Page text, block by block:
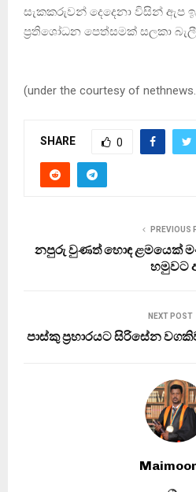
සැකකරුවන් දෙදෙනා විසින් ඇප
ප්‍රතිශෝධන පෙත්සමක් සලකා
(under the courtesy of
SHARE 0
PREVIOUS
නපුරු වුණත් හොඳ ළමයෙක් මං
හමුවට
NEXT POST
පාස්කු ප‍්‍රහාරයට සිරිසේන